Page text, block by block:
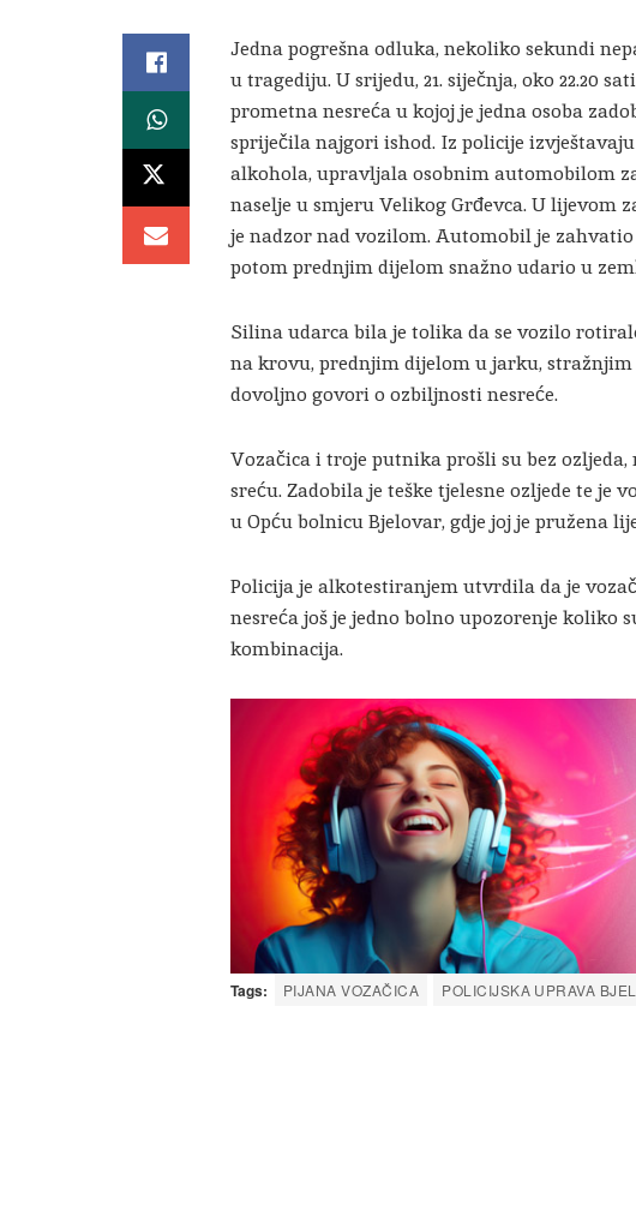
Jedna pogrešna odluka, nekoliko sekundi
u tragediju. U srijedu, 21. siječnja, oko 22.20
prometna nesreća u kojoj je jedna osoba
spriječila najgori ishod. Iz policije
alkohola, upravljala osobnim automobilom
naselje u smjeru Velikog Grđevca. U lijevom
je nadzor nad vozilom. Automobil je
potom prednjim dijelom snažno udario u
Silina udarca bila je tolika da se vozilo
na krovu, prednjim dijelom u jarku,
dovoljno govori o ozbiljnosti nesreće.
Vozačica i troje putnika prošli su bez
sreću. Zadobila je teške tjelesne ozljede te je
u Opću bolnicu Bjelovar, gdje joj je pružena
Policija je alkotestiranjem utvrdila da je
nesreća još je jedno bolno upozorenje
kombinacija.
Tags: PIJANA VOZAČICA POLICIJSKA UPRAVA